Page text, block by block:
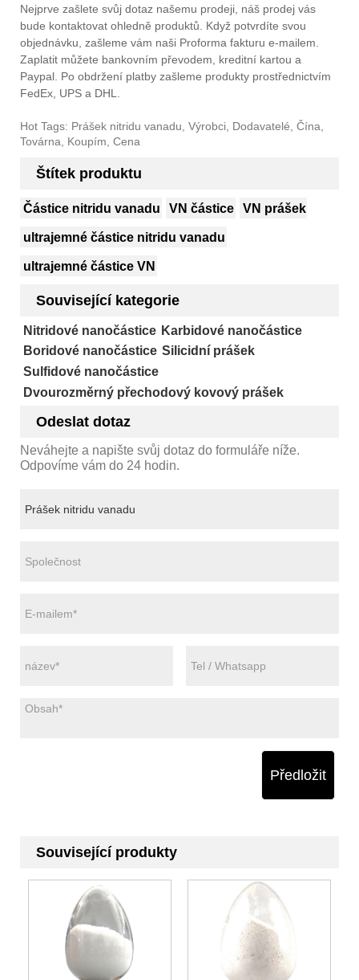
Nejprve zašlete svůj dotaz našemu prodeji, náš prodej vás
bude kontaktovat ohledně produktů. Když potvrdíte svou
objednávku, zašleme vám naši Proforma fakturu e-mailem.
Zaplatit můžete bankovním převodem, kreditní kartou a
Paypal. Po obdržení platby zašleme produkty prostřednictvím
FedEx, UPS a DHL.
Hot Tags: Prášek nitridu vanadu, Výrobci, Dodavatelé, Čína,
Továrna, Koupím, Cena
Štítek produktu
Částice nitridu vanadu VN částice VN prášek
ultrajemné částice nitridu vanadu
ultrajemné částice VN
Související kategorie
Nitridové nanočástice Karbidové nanočástice
Boridové nanočástice Silicidní prášek
Sulfidové nanočástice
Dvourozměrný přechodový kovový prášek
Odeslat dotaz
Neváhejte a napište svůj dotaz do formuláře níže.
Odpovíme vám do 24 hodin.
Předložit
Související produkty